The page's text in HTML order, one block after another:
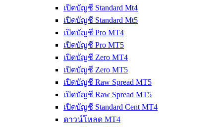
เปิดบัญชี Standard Mt4
เปิดบัญชี Standard Mt5
เปิดบัญชี Pro MT4
เปิดบัญชี Pro MT5
เปิดบัญชี Zero MT4
เปิดบัญชี Zero MT5
เปิดบัญชี Raw Spread MT5
เปิดบัญชี Raw Spread MT5
เปิดบัญชี Standard Cent MT4
ดาวน์โหลด MT4